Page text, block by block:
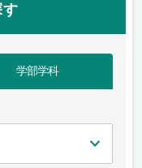
学部学科